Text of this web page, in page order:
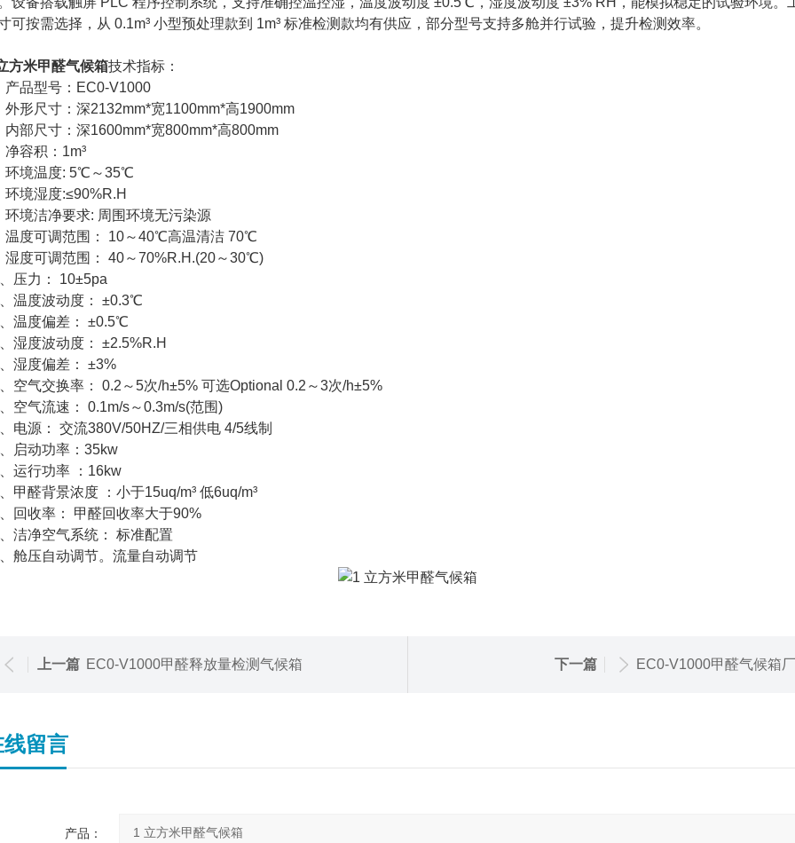
可按需选择，从 0.1m³ 小型预处理款到 1m³ 标准检测款均有供应，部分型号支持多舱并行试验，提升检测效率。
方米甲醛气候箱技术指标：
产品型号：EC0-V1000
外形尺寸：深2132mm*宽1100mm*高1900mm
内部尺寸：深1600mm*宽800mm*高800mm
净容积：1m³
环境温度: 5℃～35℃
环境湿度:≤90%R.H
环境洁净要求: 周围环境无污染源
温度可调范围： 10～40℃高温清洁 70℃
湿度可调范围： 40～70%R.H.(20～30℃)
压力： 10±5pa
温度波动度： ±0.3℃
温度偏差： ±0.5℃
湿度波动度： ±2.5%R.H
湿度偏差： ±3%
空气交换率： 0.2～5次/h±5% 可选Optional 0.2～3次/h±5%
空气流速： 0.1m/s～0.3m/s(范围)
电源： 交流380V/50HZ/三相供电 4/5线制
启动功率：35kw
运行功率 ：16kw
甲醛背景浓度 ：小于15uq/m³ 低6uq/m³
回收率： 甲醛回收率大于90%
洁净空气系统： 标准配置
舱压自动调节。流量自动调节
上一篇 EC0-V1000甲醛释放量检测气候箱 下一篇 EC0-V1000甲醛气候箱
线留言
产品：